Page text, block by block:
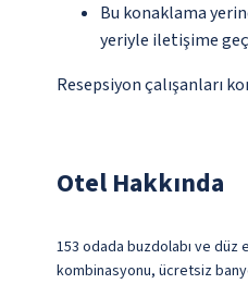
Bu konaklama
yeriyle iletişime
Resepsiyon çalışanları
Otel Hakkında
153 odada buzdolabı ve
kombinasyonu, ücretsiz